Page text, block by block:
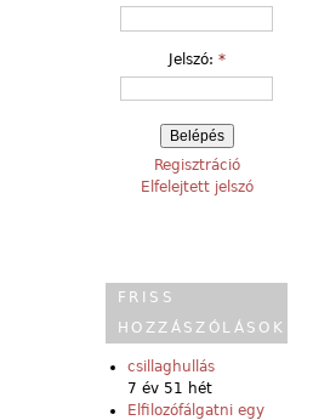
Jelszó: *
Regisztráció
Elfelejtett jelszó
FRISS
HOZZÁSZÓLÁSOK
csillaghullás
7 év 51 hét
Elfilozófálgatni egy